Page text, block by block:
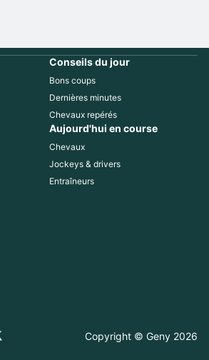
Conseils du jour
Bons coups
Dernières minutes
Chevaux repérés
Aujourd'hui en course
Chevaux
Jockeys & drivers
Entraîneurs
Copyright © Geny 2026